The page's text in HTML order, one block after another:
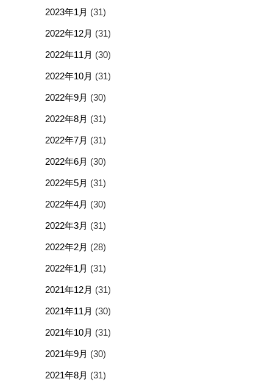
2023年1月 (31)
2022年12月 (31)
2022年11月 (30)
2022年10月 (31)
2022年9月 (30)
2022年8月 (31)
2022年7月 (31)
2022年6月 (30)
2022年5月 (31)
2022年4月 (30)
2022年3月 (31)
2022年2月 (28)
2022年1月 (31)
2021年12月 (31)
2021年11月 (30)
2021年10月 (31)
2021年9月 (30)
2021年8月 (31)